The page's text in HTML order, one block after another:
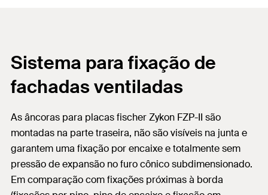
Sistema para fixação de
fachadas ventiladas
As âncoras para placas fischer Zykon FZP-II são
montadas na parte traseira, não são visíveis na junta e
garantem uma fixação por encaixe e totalmente sem
pressão de expansão no furo cônico subdimensionado.
Em comparação com fixações próximas à borda